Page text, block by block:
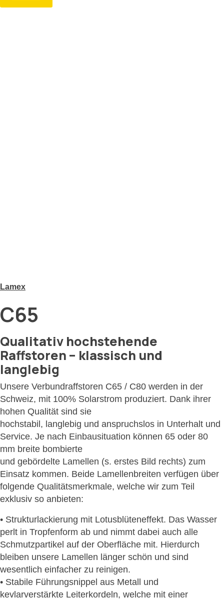
Lamex
C65
Qualitativ hochstehende
Raffstoren – klassisch und
langlebig
Unsere Verbundraffstoren C65 / C80 werden in der
Schweiz, mit 100% Solarstrom produziert. Dank ihrer
hohen Qualität sind sie
hochstabil, langlebig und anspruchslos in Unterhalt und
Service. Je nach Einbausituation können 65 oder 80
mm breite bombierte
und gebördelte Lamellen (s. erstes Bild rechts) zum
Einsatz kommen. Beide Lamellenbreiten verfügen über
folgende Qualitätsmerkmale, welche wir zum Teil
exklusiv so anbieten:
• Strukturlackierung mit Lotusblüteneffekt. Das Wasser
perlt in Tropfenform ab und nimmt dabei auch alle
Schmutzpartikel auf der Oberfläche mit. Hierdurch
bleiben unsere Lamellen länger schön und sind
wesentlich einfacher zu reinigen.
• Stabile Führungsnippel aus Metall und
kevlarverstärkte Leiterkordeln, welche mit einer